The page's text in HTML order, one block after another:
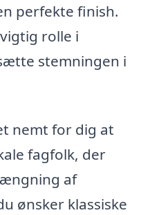
perfekte finish.
rolle i
stemningen i
nemt for dig at
fagfolk, der
af
ønsker klassiske